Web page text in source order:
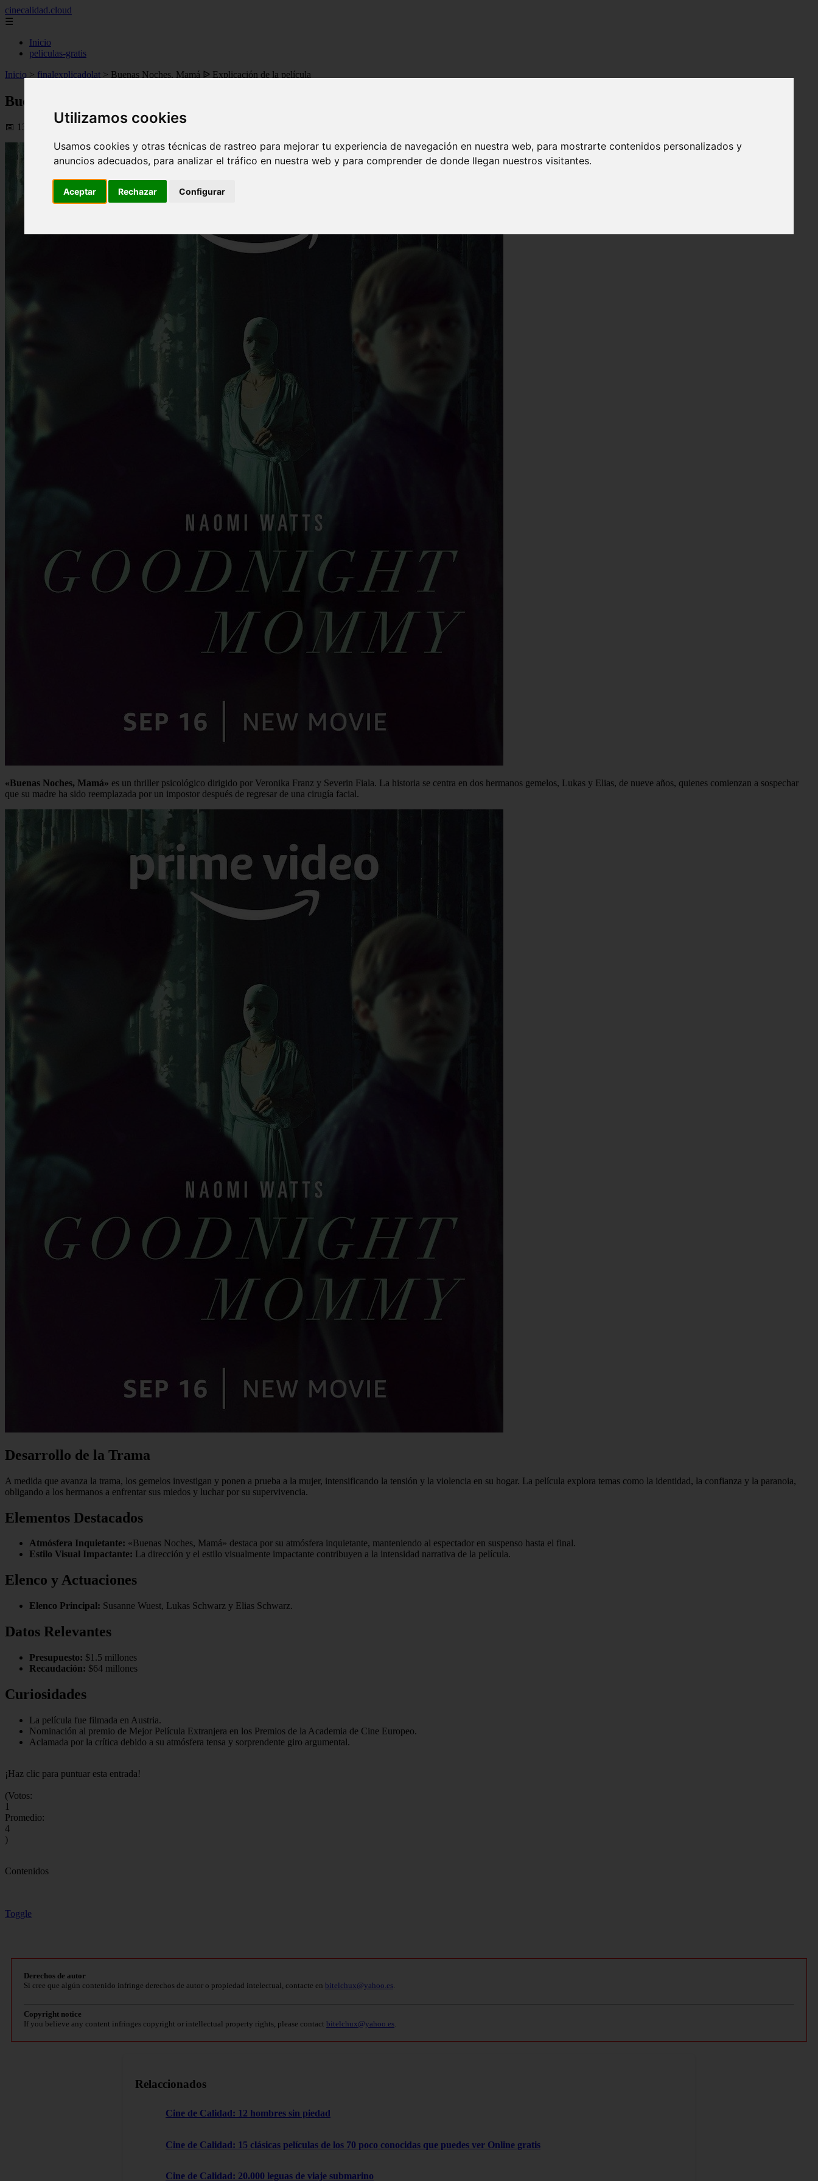
Utilizamos cookies
Usamos cookies y otras técnicas de rastreo para mejorar tu experiencia de navegación en nuestra web, para mostrarte contenidos personalizados y
anuncios adecuados, para analizar el tráfico en nuestra web y para comprender de donde llegan nuestros visitantes.
Aceptar Rechazar Configurar
cinecalidad.cloud
☰
Inicio
peliculas-gratis
Inicio > finalexplicadolat > Buenas Noches, Mamá ᐉ Explicación de la película
Buenas Noches, Mamá ᐉ Explicación de la película
📅 13/02/2026
«Buenas Noches, Mamá» es un thriller psicológico dirigido por Veronika Franz y Severin Fiala. La historia se centra en dos hermanos gemelos, Lukas y Elias, de nueve años, quienes comienzan a sospechar
que su madre ha sido reemplazada por un impostor después de regresar de una cirugía facial.
Desarrollo de la Trama
A medida que avanza la trama, los gemelos investigan y ponen a prueba a la mujer, intensificando la tensión y la violencia en su hogar. La película explora temas como la identidad, la confianza y la paranoia,
obligando a los hermanos a enfrentar sus miedos y luchar por su supervivencia.
Elementos Destacados
Atmósfera Inquietante: «Buenas Noches, Mamá» destaca por su atmósfera inquietante, manteniendo al espectador en suspenso hasta el final.
Estilo Visual Impactante: La dirección y el estilo visualmente impactante contribuyen a la intensidad narrativa de la película.
Elenco y Actuaciones
Elenco Principal: Susanne Wuest, Lukas Schwarz y Elias Schwarz.
Datos Relevantes
Presupuesto: $1.5 millones
Recaudación: $64 millones
Curiosidades
La película fue filmada en Austria.
Nominación al premio de Mejor Película Extranjera en los Premios de la Academia de Cine Europeo.
Aclamada por la crítica debido a su atmósfera tensa y sorprendente giro argumental.
¡Haz clic para puntuar esta entrada!
(Votos:
1
Promedio:
4
)
Contenidos
Toggle
Derechos de autor
Si cree que algún contenido infringe derechos de autor o propiedad intelectual, contacte en bitelchux@yahoo.es
Copyright notice
If you believe any content infringes copyright or intellectual property rights, please contact bitelchux@yahoo.es
Relaccionados
Cine de Calidad: 12 hombres sin piedad
Cine de Calidad: 15 clásicas películas de los 70 poco conocidas que puedes ver Online gratis
Cine de Calidad: 20.000 leguas de viaje submarino